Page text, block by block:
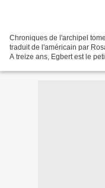
Chroniques de l'archipel
traduit de l'américain par
A treize ans, Egbert est le